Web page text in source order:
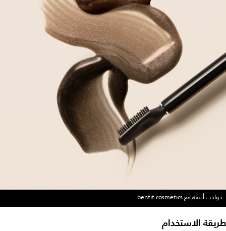
حواجب أنيقة مع benfit cosmetics
طريقة الاستخدام